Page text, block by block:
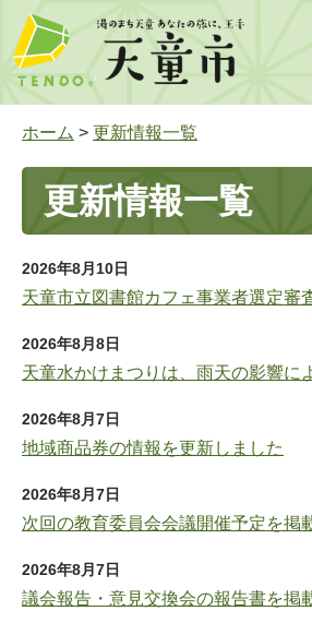
ホーム > 更新情報一覧
更新情報一覧
2026年8月10日
天童市立図書館カフェ事業者選定審
2026年8月8日
天童水かけまつりは、雨天の影響に
2026年8月7日
地域商品券の情報を更新しました
2026年8月7日
次回の教育委員会会議開催予定を掲
2026年8月7日
議会報告・意見交換会の報告書を掲